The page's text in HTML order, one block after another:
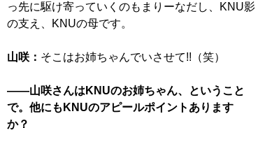
っ先に駆け寄っていくのもまりーなだし、KNU影
の支え、KNUの母です。
山咲： そこはお姉ちゃんでいさせて!!（笑）
――山咲さんはKNUのお姉ちゃん、ということ
で。他にもKNUのアピールポイントあります
か？